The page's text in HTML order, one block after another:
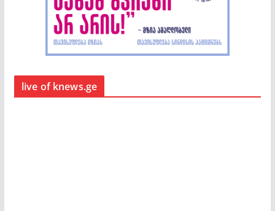
live of knews.ge